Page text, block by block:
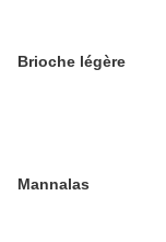
Brioche légère
Mannalas